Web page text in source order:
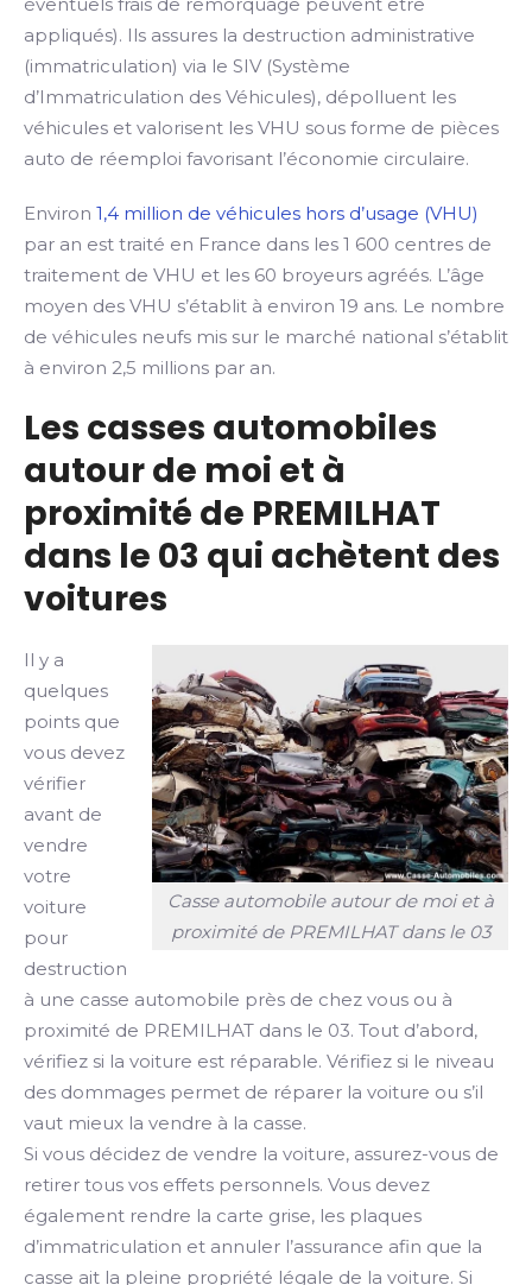
appliqués). Ils assures la destruction administrative
(immatriculation) via le SIV (Système
d’Immatriculation des Véhicules), dépolluent les
véhicules et valorisent les VHU sous forme de pièces
auto de réemploi favorisant l’économie circulaire.
Environ 1,4 million de véhicules hors d’usage (VHU)
par an est traité en France dans les 1 600 centres de
traitement de VHU et les 60 broyeurs agréés. L’âge
moyen des VHU s’établit à environ 19 ans. Le nombre
de véhicules neufs mis sur le marché national s’établit
à environ 2,5 millions par an.
Les casses automobiles
autour de moi et à
proximité de PREMILHAT
dans le 03 qui achètent des
voitures
Casse automobile autour de moi et à
proximité de PREMILHAT dans le 03
Il y a
quelques
points que
vous devez
vérifier
avant de
vendre
votre
voiture
pour
destruction
à une casse automobile près de chez vous ou à
proximité de PREMILHAT dans le 03. Tout d’abord,
vérifiez si la voiture est réparable. Vérifiez si le niveau
des dommages permet de réparer la voiture ou s’il
vaut mieux la vendre à la casse.
Si vous décidez de vendre la voiture, assurez-vous de
retirer tous vos effets personnels. Vous devez
également rendre la carte grise, les plaques
d’immatriculation et annuler l’assurance afin que la
casse ait la pleine propriété légale de la voiture. Si